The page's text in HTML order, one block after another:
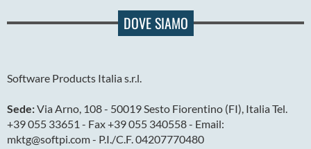
DOVE SIAMO
Software Products Italia s.r.l.
Sede:Via Arno, 108 - 50019 Sesto Fiorentino (FI), Italia Tel.
+39 055 33651 - Fax +39 055 340558 - Email:
mktg@softpi.com - P.I./C.F. 04207770480